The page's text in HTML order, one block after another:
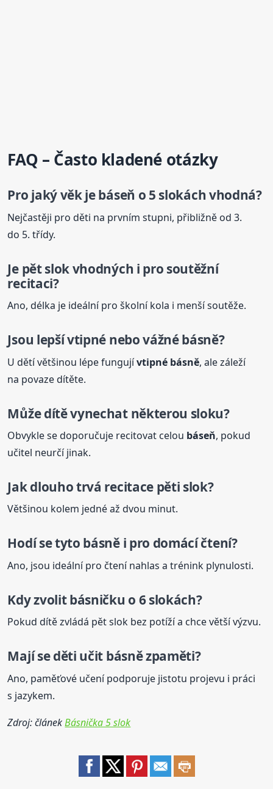
FAQ – Často kladené otázky
Pro jaký věk jebáseň o 5 slokách vhodná?
Nejčastěji pro děti na prvním stupni, přibližně od 3.
do 5. třídy.
Je pět slok vhodných i pro soutěžní
recitaci?
Ano, délka je ideální pro školní kola i menší soutěže.
Jsou lepší vtipné nebo vážné básně?
U dětí většinou lépe fungujívtipné básně, ale záleží
na povaze dítěte.
Může dítě vynechat některou sloku?
Obvykle se doporučuje recitovat celou báseň, pokud
učitel neurčí jinak.
Jak dlouho trvá recitace pěti slok?
Většinou kolem jedné až dvou minut.
Hodí se tyto básně i pro domácí čtení?
Ano, jsou ideální pro čtení nahlas a trénink plynulosti.
Kdy zvolit básničku o 6 slokách?
Pokud dítě zvládá pět slok bez potíží a chce větší výzvu.
Mají se děti učit básně zpaměti?
Ano, paměťové učení podporuje jistotu projevu i práci
s jazykem.
Zdroj: článekBásnička 5 slok